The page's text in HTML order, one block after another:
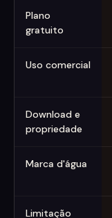
Plano
gratuito
Uso comercial
Download e
propriedade
Marca d'água
Limitação